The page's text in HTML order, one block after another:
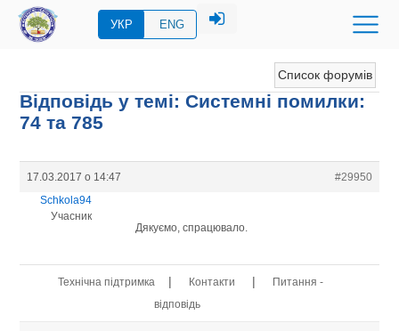
УКР ENG
Список форумів
Відповідь у темі: Системні помилки:
74 та 785
17.03.2017 о 14:47
#29950
Schkola94
Учасник
Дякуємо, спрацювало.
Технічна підтримка | Контакти |
Питання -
відповідь